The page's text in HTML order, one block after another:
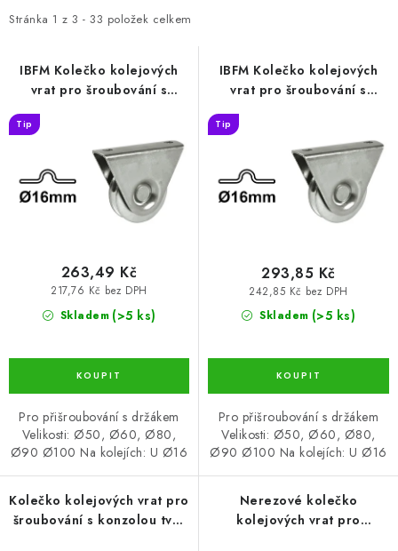
i
p
o
u
k
Stránka 1 z 3 - 33 položek celkem
e
r
d
u
IBFM Kolečko kolejových
vrat pro šroubování s
konzolou tvar U 50 (KLB-
Tip
Skladem (>5 ks)
217,76 Kč bez DPH
263,49 Kč
Pro přišroubování s držákem
Velikosti: Ø50, Ø60, Ø80,
Ø90 Ø100 Na kolejích: U Ø16
IBFM Kolečko kolejových
vrat pro šroubování s
konzolou tvar U 60 (KLB-
Tip
Skladem (>5 ks)
242,85 Kč bez DPH
293,85 Kč
Pro přišroubování s držákem
Velikosti: Ø50, Ø60, Ø80,
Ø90 Ø100 Na kolejích: U Ø16
Kolečko kolejových vrat pro
šroubování s konzolou tvar
Nerezové kolečko
kolejových vrat pro